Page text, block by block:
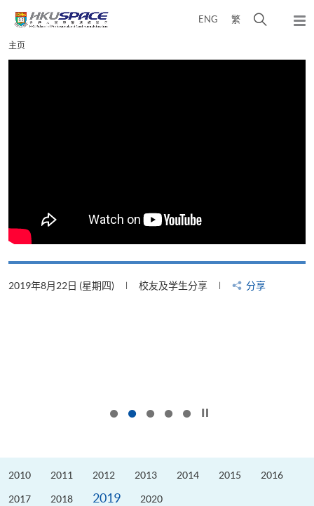
content
ENG 繁
弹
Main
content
主页
2019年8月22日 (星期四) 校友及学生分享 分享
2010 2011 2012 2013 2014 2015 2016
2017 2018 2019 2020